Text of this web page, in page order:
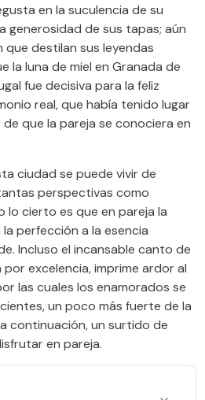
en la suculencia de su
generosidad de sus tapas; aún
destilan sus leyendas
la luna de miel en Granada de
fue decisiva para la feliz
real, que había tenido lugar
que la pareja se conociera en
ciudad se puede vivir de
perspectivas como
lo cierto es que en pareja la
perfección a la esencia
Incluso el incansable canto de
excelencia, imprime ardor al
las cuales los enamorados se
un poco más fuerte de la
continuación, un surtido de
en pareja.